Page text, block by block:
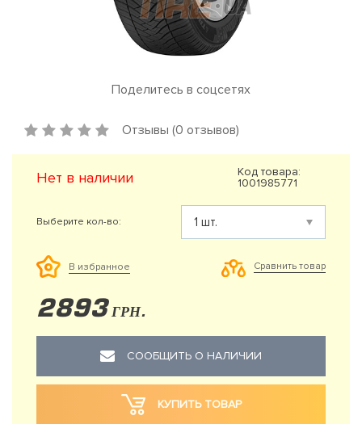
Поделитесь в соцсетях
Отзывы (0 отзывов)
Нет в наличии
Код товара:
1001985771
Выберите кол-во:
В избранное Сравнить товар
2893 ГРН.
СООБЩИТЬ О НАЛИЧИИ
КУПИТЬ ТОВАР